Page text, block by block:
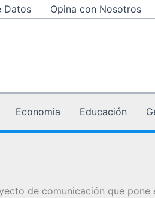
Datos Opina con Nosotros
Economia Educación
de comunicación que